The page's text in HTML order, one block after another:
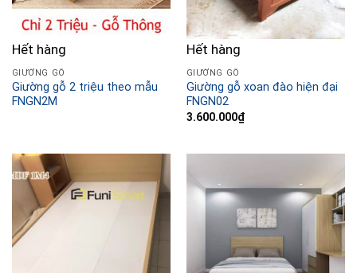
Hết hàng
GIƯỜNG GỖ
Giường gỗ 2 triệu theo mẫu
FNGN2M
Hết hàng
GIƯỜNG GỖ
Giường gỗ xoan đào hiện đại
FNGN02
3.600.000₫